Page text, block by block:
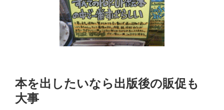
本を出したいなら出版後の販促も
大事